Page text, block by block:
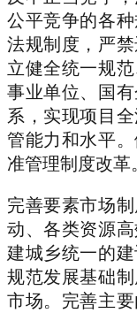
公平竞争的各
法规制度，严
立健全统一规
事业单位、国
系，实现项目
管能力和水平
准管理制度改革
完善要素市场
动、各类资源
建城乡统一的
规范发展基础
市场。完善主